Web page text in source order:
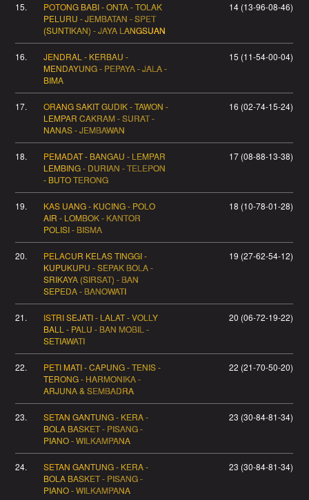
15.
POTONG BABI - ONTA - TOLAK
PELURU - JEMBATAN - SPET
(SUNTIKAN) - JAYA LANGSUAN
14 (13-96-08-46)
16.
JENDRAL - KERBAU -
MENDAYUNG - PEPAYA - JALA -
BIMA
15 (11-54-00-04)
17.
ORANG SAKIT GUDIK - TAWON -
LEMPAR CAKRAM - SURAT -
NANAS - JEMBAWAN
16 (02-74-15-24)
18.
PEMADAT - BANGAU - LEMPAR
LEMBING - DURIAN - TELEPON
- BUTO TERONG
17 (08-88-13-38)
19.
KAS UANG - KUCING - POLO
AIR - LOMBOK - KANTOR
POLISI - BISMA
18 (10-78-01-28)
20.
PELACUR KELAS TINGGI -
KUPUKUPU - SEPAK BOLA -
SRIKAYA (SIRSAT) - BAN
SEPEDA - BANOWATI
19 (27-62-54-12)
21.
ISTRI SEJATI - LALAT - VOLLY
BALL - PALU - BAN MOBIL -
SETIAWATI
20 (06-72-19-22)
22.
PETI MATI - CAPUNG - TENIS -
TERONG - HARMONIKA -
ARJUNA & SEMBADRA
22 (21-70-50-20)
23.
SETAN GANTUNG - KERA -
BOLA BASKET - PISANG -
PIANO - WILKAMPANA
23 (30-84-81-34)
24.
SETAN GANTUNG - KERA -
BOLA BASKET - PISANG -
PIANO - WILKAMPANA
23 (30-84-81-34)